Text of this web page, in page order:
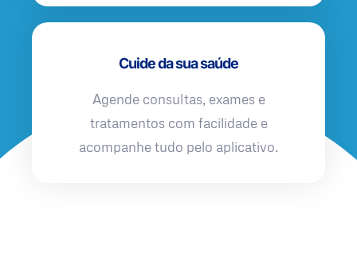
Cuide da sua saúde
Agende consultas, exames e
tratamentos com facilidade e
acompanhe tudo pelo aplicativo.